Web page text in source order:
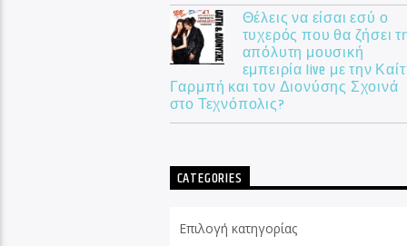
Θέλεις να είσαι εσύ ο
τυχερός που θα ζήσει
απόλυτη μουσική
εμπειρία live με την
Γαρμπή και τον Διονύσης Σχοινά
στο Τεχνόπολις?
CATEGORIES